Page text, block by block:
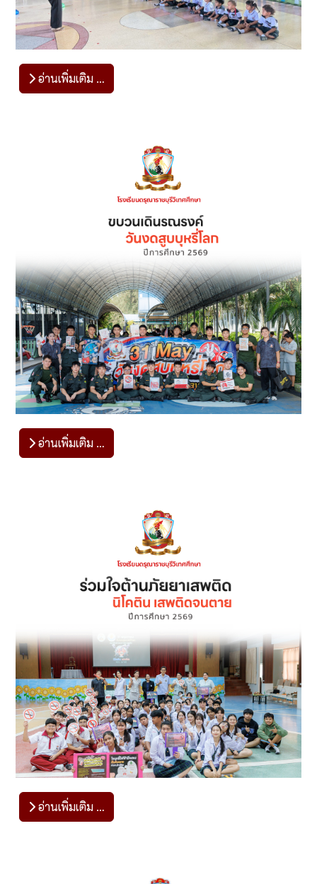
อ่านเพิ่มเติม …
อ่านเพิ่มเติม …
อ่านเพิ่มเติม …